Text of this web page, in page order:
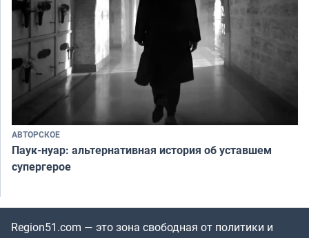
АВТОРСКОЕ
Паук-нуар: альтернативная история об уставшем
супергерое
Region51.com — это зона свободная от политики и